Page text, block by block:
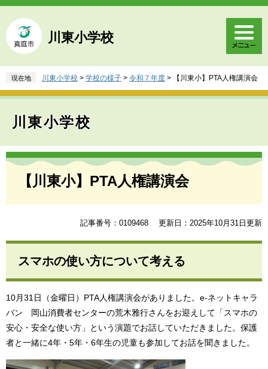
ペ
ジ
の
頭
す
メ
ュ
ー
飛
し
へ
川東小学校
現在地 川東小学校 > 学校の様子 > 令和７年度 > 【川東小】PTA人権講演会
川東小学校
本
【川東小】PTA人権講演会
記事番号：0109468 更新日：2025年10月31日更新
スマホの使い方について考える
10月31日（金曜日）PTA人権講演会がありました。e‐ネットキャラ
バン 岡山消費者センターの荒木雅行さんをお迎えして「スマホの
安心・安全な使い方」という演題でお話していただきました。保護
者と一緒に4年・5年・6年生の児童も参加してお話を聞きました。